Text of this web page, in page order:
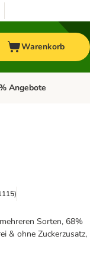
Warenkorb
Menü öffnen:
Angebote
)
Sorten, 68%
& ohne Zuckerzusatz,